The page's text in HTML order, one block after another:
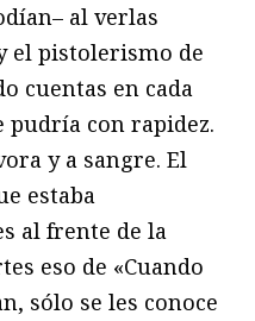
al verlas
el pistolerismo de
cuentas en cada
pudría con rapidez.
y a sangre. El
estaba
al frente de la
eso de «Cuando
sólo se les conoce